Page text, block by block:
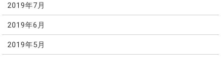
2019年7月
2019年6月
2019年5月